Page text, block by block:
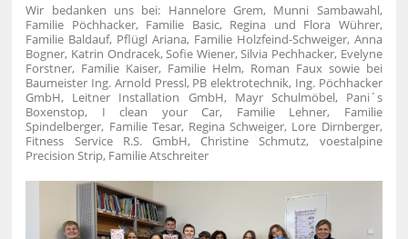
Wir bedanken uns bei: Hannelore Grem, Munni Sambawahl,
Familie Pöchhacker, Familie Basic, Regina und Flora Wührer,
Familie Baldauf, Pflügl Ariana, Familie Holzfeind-Schweiger, Anna
Bogner, Katrin Ondracek, Sofie Wiener, Silvia Pechhacker, Evelyne
Forstner, Familie Kaiser, Familie Helm, Roman Faux sowie bei
Baumeister Ing. Arnold Pressl, PB elektrotechnik, Ing. Pöchhacker
GmbH, Leitner Installation GmbH, Mayr Schulmöbel, Pani´s
Boxenstop, I clean your Car, Familie Lehner, Familie
Spindelberger, Familie Tesar, Regina Schweiger, Lore Dirnberger,
Fitness Service R.S. GmbH, Christine Schmutz, voestalpine
Precision Strip, Familie Atschreiter